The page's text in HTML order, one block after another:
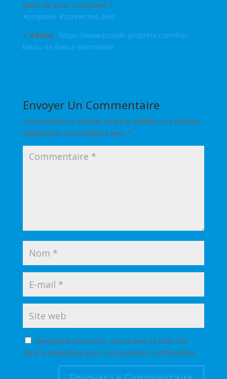
plaisir de vous y retrouver !
#propreté #connected #iot
+ d’infos : https://www.monde-proprete.com/fep-
hauts-de-france-normandie
Envoyer Un Commentaire
Votre adresse e-mail ne sera pas publiée. Les champs
obligatoires sont indiqués avec *
Enregistrer mon nom, mon e-mail et mon site
dans le navigateur pour mon prochain commentaire.